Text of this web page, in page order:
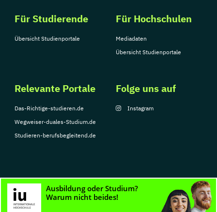
Für Studierende
Übersicht Studienportale
Für Hochschulen
Mediadaten
Übersicht Studienportale
Relevante Portale
Das-Richtige-studieren.de
Wegweiser-duales-Studium.de
Studieren-berufsbegleitend.de
Folge uns auf
Instagram
© Copyright 2026, TarGroup Media GmbH